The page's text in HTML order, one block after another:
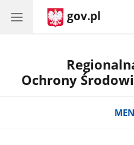
gov.pl
Ochrony